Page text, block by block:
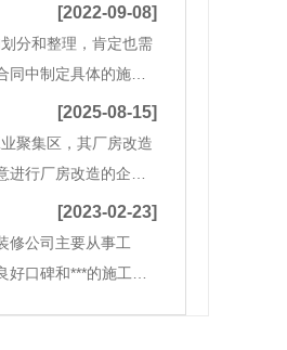
[2022-09-08]
分和整理，肯定也需
中制定具体的施工
平米厂房装修工期
[2025-08-15]
聚集区，其厂房改造
行厂房改造的企业
业形象，吸引客户和
[2023-02-23]
修公司主要从事工
口碑和***的施工技